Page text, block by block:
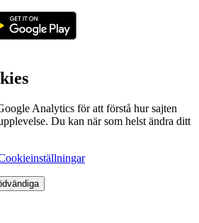
Analytics för att förstå hur sajten
Du kan när som helst ändra ditt